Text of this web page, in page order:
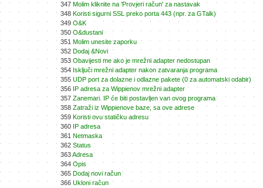
347 Molim kliknite na 'Provjeri račun' za nastavak
348 Koristi sigurni SSL preko porta 443 (npr. za GTalk)
349 O&K
350 O&dustani
351 Molim unesite zaporku
352 Dodaj &Novi
353 Obavijesti me ako je mrežni adapter nedostupan
354 Isključi mrežni adapter nakon zatvaranja programa
355 UDP port za dolazne i odlazne pakete (0 za automatski odabir)
356 IP adresa za Wippienov mrežni adapter
357 Zanemari. IP će biti postavljen van ovog programa
358 Zatraži iz Wippienove baze, sa ove adrese
359 Koristi ovu statičku adresu
360 IP adresa
361 Netmaska
362 Status
363Adresa
364 Opis
365 Dodaj novi račun
366 Ukloni račun